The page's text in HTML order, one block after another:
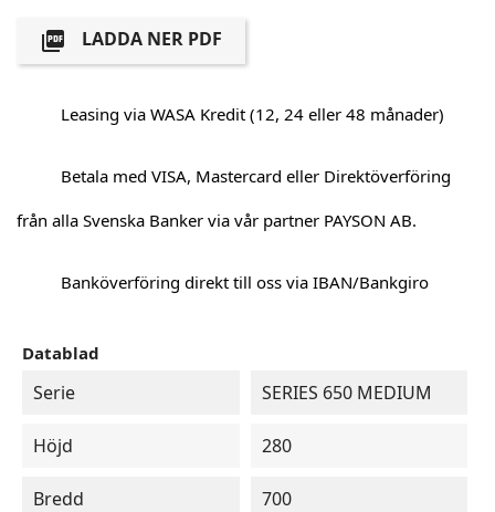
 LADDA NER PDF
Leasing via WASA Kredit (12, 24 eller 48 månader)
Betala med VISA, Mastercard eller Direktöverföring
från alla Svenska Banker via vår partner PAYSON AB.
Banköverföring direkt till oss via IBAN/Bankgiro
Datablad
Serie SERIES 650 MEDIUM
Höjd 280
Bredd 700